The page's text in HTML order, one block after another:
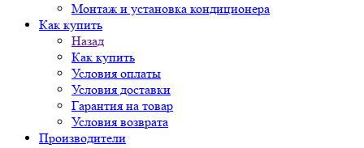
Монтаж и установка кондиционера
Как купить
Назад
Как купить
Условия оплаты
Условия доставки
Гарантия на товар
Условия возврата
Производители